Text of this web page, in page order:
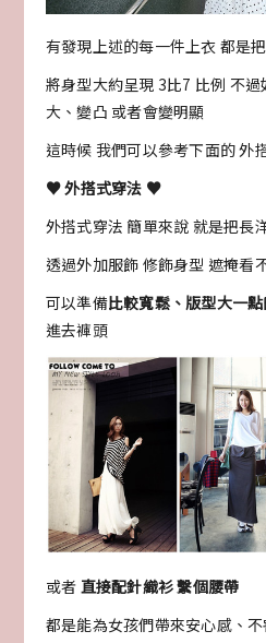
有發現上述的每一件上衣 都是
將身型大約呈現 3比7 比例 不
大、變凸 或者會變明顯
這時候 我們可以參考下面的 外
♥ 外搭式穿法 ♥
外搭式穿法 簡單來說 就是把長
透過外加服飾 修飾身型 遮掩看
可以準備比較寬鬆、版型大一
進去褲頭
或者 直接配針織衫 繫個腰帶
都是能為女孩們帶來安心感、